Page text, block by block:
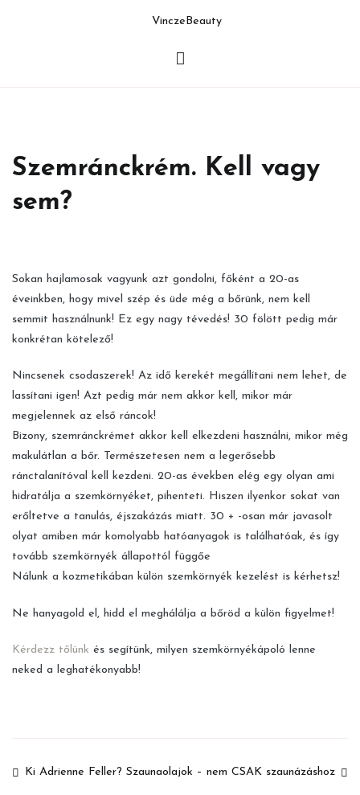
Szemránckrém. Kell vagy
sem?
Sokan hajlamosak vagyunk azt gondolni, főként a 20-as
éveinkben, hogy mivel szép és üde még a bőrünk, nem kell
semmit használnunk! Ez egy nagy tévedés! 30 fölött pedig már
konkrétan kötelező!
Nincsenek csodaszerek! Az idő kerekét megállítani nem lehet, de
lassítani igen! Azt pedig már nem akkor kell, mikor már
megjelennek az első ráncok!
Bizony, szemránckrémet akkor kell elkezdeni használni, mikor még
makulátlan a bőr. Természetesen nem a legerősebb
ránctalanítóval kell kezdeni. 20-as években elég egy olyan ami
hidratálja a szemkörnyéket, pihenteti. Hiszen ilyenkor sokat van
erőltetve a tanulás, éjszakázás miatt. 30 + -osan már javasolt
olyat amiben már komolyabb hatóanyagok is találhatóak, és így
tovább szemkörnyék állapottól függőe
Nálunk a kozmetikában külön szemkörnyék kezelést is kérhetsz!
Ne hanyagold el, hidd el meghálálja a bőröd a külön figyelmet!
Kérdezz tőlünk és segítünk, milyen szemkörnyékápoló lenne
neked a leghatékonyabb!
Bejegyzés
Ki Adrienne Feller? Szaunaolajok – nem CSAK szaunázáshoz